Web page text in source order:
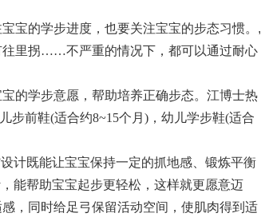
宝的学步进度，也要关注宝宝的步态习惯。 ,
往里拐……不严重的情况下，都可以通过耐心
的学步意愿，帮助培养正确步态。江博士热
步前鞋(适合约8~15个月)，幼儿学步鞋(适合
计既能让宝宝保持一定的抓地感、锻炼平衡
能帮助宝宝起步更轻松，这样就更愿意迈
，同时给足弓保留活动空间，使肌肉得到适